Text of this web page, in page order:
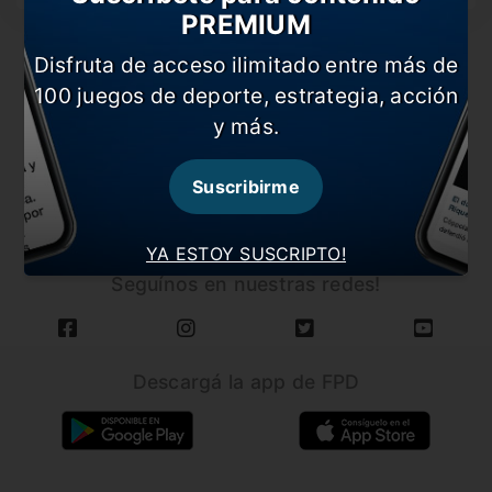
CARGAR MÁS NOTICIAS
Seguínos en nuestras redes!
YA ESTOY SUSCRIPTO!
PREMIUM
Disfruta de acceso ilimitado entre más de
100 juegos de deporte, estrategia, acción
y más.
Suscribirme